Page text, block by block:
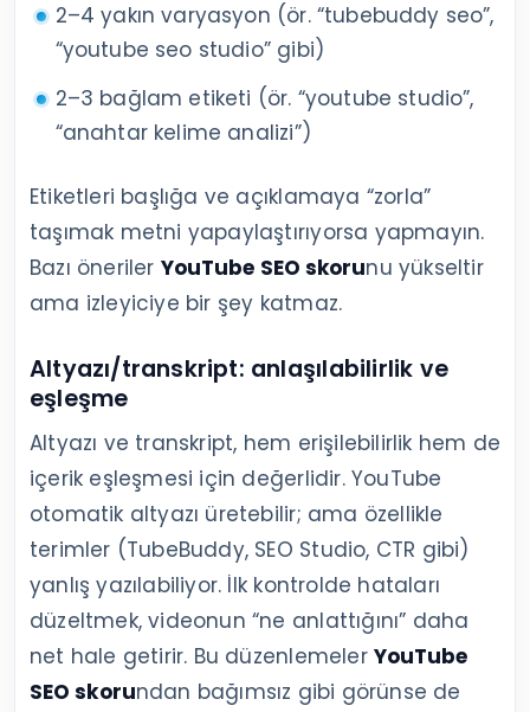
2–4 yakın varyasyon (ör. “tubebuddy seo”,
“youtube seo studio” gibi)
2–3 bağlam etiketi (ör. “youtube studio”,
“anahtar kelime analizi”)
Etiketleri başlığa ve açıklamaya “zorla”
taşımak metni yapaylaştırıyorsa yapmayın.
Bazı öneriler YouTube SEO skorunu yükseltir
ama izleyiciye bir şey katmaz.
Altyazı/transkript: anlaşılabilirlik ve
eşleşme
Altyazı ve transkript, hem erişilebilirlik hem de
içerik eşleşmesi için değerlidir. YouTube
otomatik altyazı üretebilir; ama özellikle
terimler (TubeBuddy, SEO Studio, CTR gibi)
yanlış yazılabiliyor. İlk kontrolde hataları
düzeltmek, videonun “ne anlattığını” daha
net hale getirir. Bu düzenlemeler YouTube
SEO skorundan bağımsız gibi görünse de